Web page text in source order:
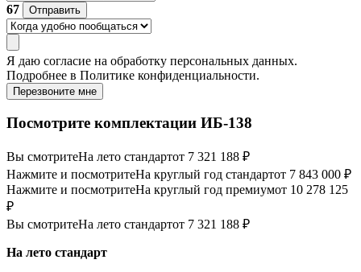
67
Отправить
Я даю согласие на обработку персональных данных.
Подробнее в Политике конфиденциальности.
Перезвоните мне
Посмотрите комплектации ИБ-138
Вы смотритеНа лето стандартот 7 321 188 ₽
Нажмите и посмотритеНа круглый год стандартот 7 843 000 ₽
Нажмите и посмотритеНа круглый год премиумот 10 278 125
₽
Вы смотритеНа лето стандартот 7 321 188 ₽
На лето стандарт